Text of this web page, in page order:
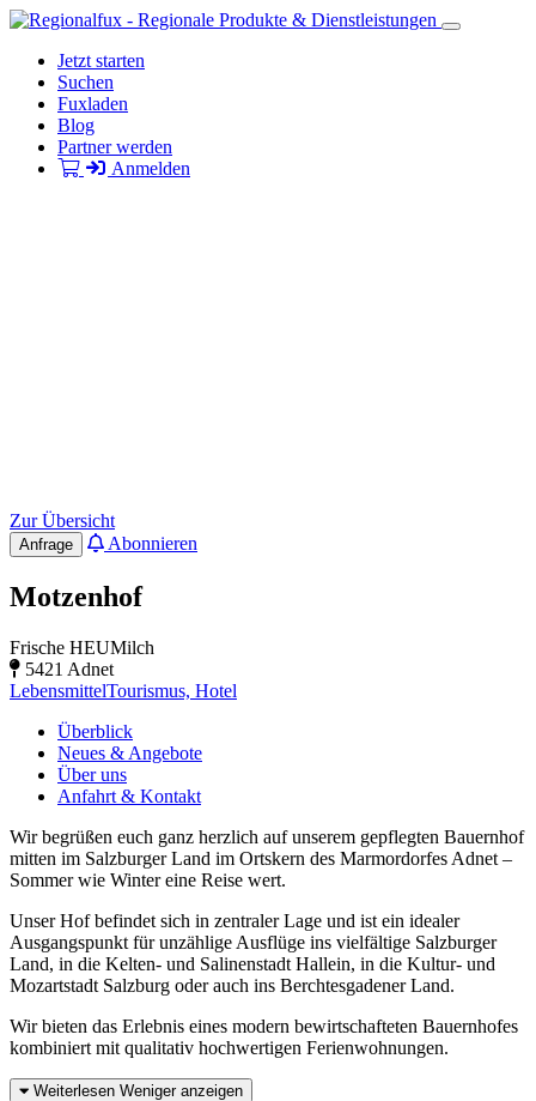
Jetzt starten
Suchen
Fuxladen
Blog
Partner werden
Anmelden
Zur Übersicht
Anfrage Abonnieren
Motzenhof
Frische HEUMilch
5421 Adnet
LebensmittelTourismus, Hotel
Überblick
Neues & Angebote
Über uns
Anfahrt & Kontakt
Wir begrüßen euch ganz herzlich auf unserem gepflegten Bauernhof
mitten im Salzburger Land im Ortskern des Marmordorfes Adnet –
Sommer wie Winter eine Reise wert.
Unser Hof befindet sich in zentraler Lage und ist ein idealer
Ausgangspunkt für unzählige Ausflüge ins vielfältige Salzburger
Land, in die Kelten- und Salinenstadt Hallein, in die Kultur- und
Mozartstadt Salzburg oder auch ins Berchtesgadener Land.
Wir bieten das Erlebnis eines modern bewirtschafteten Bauernhofes
kombiniert mit qualitativ hochwertigen Ferienwohnungen.
Weiterlesen Weniger anzeigen